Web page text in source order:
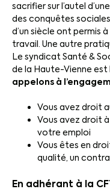
sacrifier sur l’autel
des conquêtes
d’un siècle ont permis
travail. Une autre
Le syndicat Santé &
de la Haute-Vienne est
appelons à
Vous avez droit
Vous avez droit
votre emploi
Vous êtes en
qualité, un
En adhérant à la